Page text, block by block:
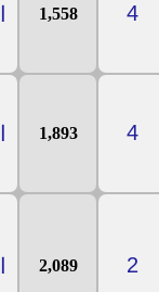
4
1,558
4
1,893
2
2,089